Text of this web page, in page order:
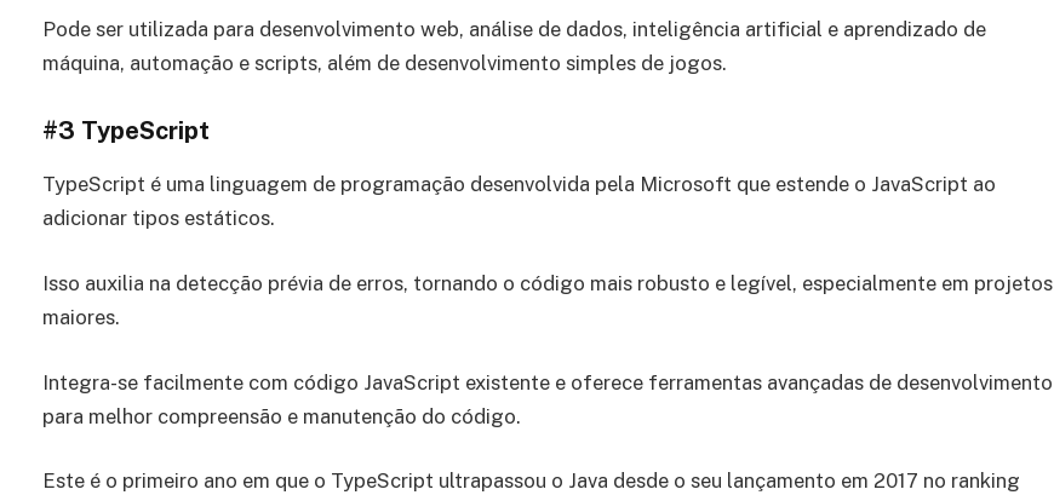
Pode ser utilizada para desenvolvimento web, análise de dados, inteligência artificial e aprendizado de
máquina, automação e scripts, além de desenvolvimento simples de jogos.
#3 TypeScript
TypeScript é uma linguagem de programação desenvolvida pela Microsoft que estende o JavaScript ao
adicionar tipos estáticos.
Isso auxilia na detecção prévia de erros, tornando o código mais robusto e legível, especialmente em projetos
maiores.
Integra-se facilmente com código JavaScript existente e oferece ferramentas avançadas de desenvolvimento
para melhor compreensão e manutenção do código.
Este é o primeiro ano em que o TypeScript ultrapassou o Java desde o seu lançamento em 2017 no ranking